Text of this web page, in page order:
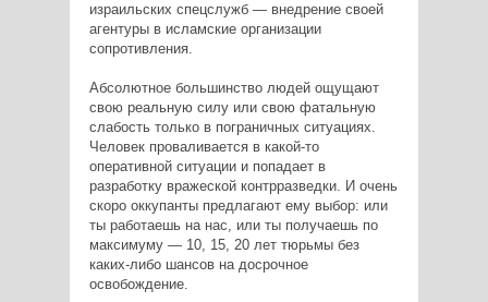
израильских спецслужб — внедрение своей
агентуры в исламские организации
сопротивления.
Абсолютное большинство людей ощущают
свою реальную силу или свою фатальную
слабость только в пограничных ситуациях.
Человек проваливается в какой-то
оперативной ситуации и попадает в
разработку вражеской контрразведки. И очень
скоро оккупанты предлагают ему выбор: или
ты работаешь на нас, или ты получаешь по
максимуму — 10, 15, 20 лет тюрьмы без
каких-либо шансов на досрочное
освобождение.